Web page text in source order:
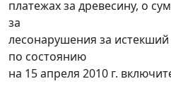
платежах за древесину, о
за
лесонарушения за
по состоянию
на 15 апреля 2010 г.